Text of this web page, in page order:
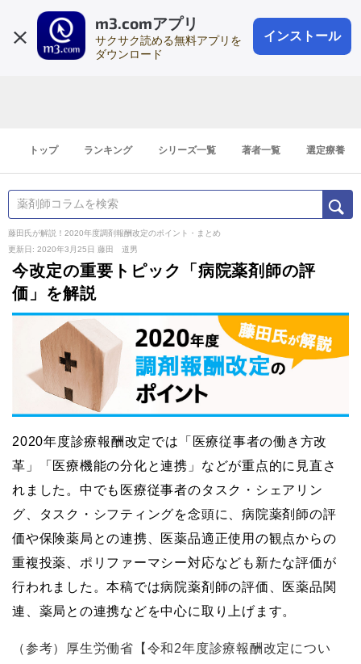
m3.comアプリ
サクサク読める無料アプリを
ダウンロード
インストール
会員登録
登録1分
トップ ランキング シリーズ一覧 著者一覧 選定療養
藤田氏が解説！2020年度調剤報酬改定のポイント・まとめ
更新日: 2020年3月25日
藤田 道男
今改定の重要トピック「病院薬剤師の評
価」を解説
2020年度診療報酬改定では「医療従事者の働き方改
革」「医療機能の分化と連携」などが重点的に見直さ
れました。中でも医療従事者のタスク・シェアリン
グ、タスク・シフティングを念頭に、病院薬剤師の評
価や保険薬局との連携、医薬品適正使用の観点からの
重複投薬、ポリファーマシー対応なども新たな評価が
行われました。本稿では病院薬剤師の評価、医薬品関
連、薬局との連携などを中心に取り上げます。
（参考）厚生労働省【令和2年度診療報酬改定につい